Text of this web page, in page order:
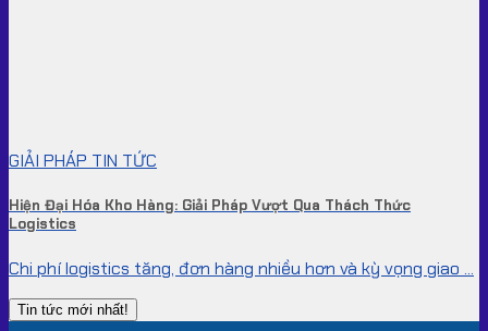
GIẢI PHÁP TIN TỨC
Hiện Đại Hóa Kho Hàng: Giải Pháp Vượt Qua Thách Thức
Logistics
Chi phí logistics tăng, đơn hàng nhiều hơn và kỳ vọng giao ...
Tin tức mới nhất!